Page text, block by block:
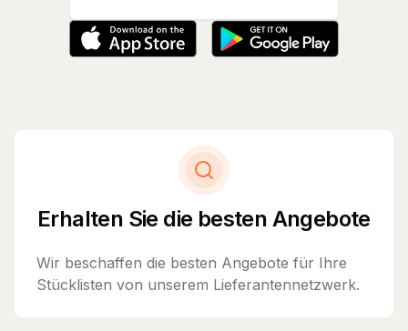
Erhalten Sie die besten Angebote
Wir beschaffen die besten Angebote für Ihre
Stücklisten von unserem Lieferantennetzwerk.